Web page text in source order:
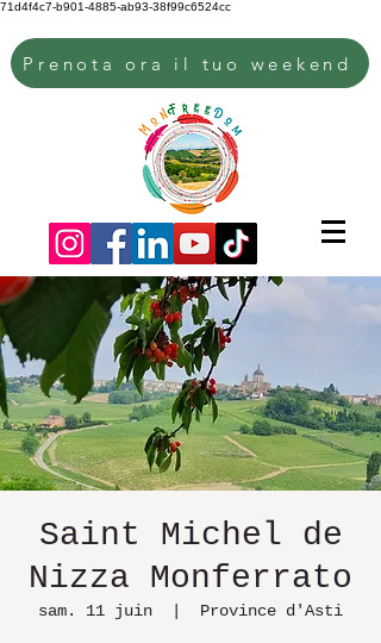
71d4f4c7-b901-4885-ab93-38f99c6524cc
Prenota ora il tuo weekend
Saint Michel de
Nizza Monferrato
sam. 11 juin Province d'Asti